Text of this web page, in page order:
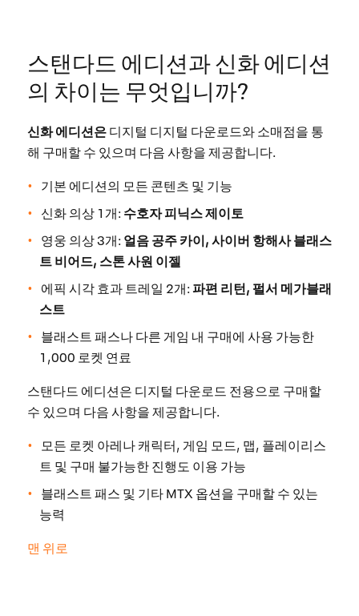
스탠다드 에디션과 신화 에디션
의 차이는 무엇입니까?
신화 에디션은디지털 디지털 다운로드와 소매점을 통
해 구매할 수 있으며 다음 사항을 제공합니다.
기본 에디션의 모든 콘텐츠 및 기능
신화 의상 1개: 수호자 피닉스 제이토
영웅 의상 3개: 얼음 공주 카이, 사이버 항해사 블래스
트 비어드, 스톤 사원 이젤
에픽 시각 효과 트레일 2개:파편 리턴, 펄서 메가블래
스트
블래스트 패스나 다른 게임 내 구매에 사용 가능한
1,000 로켓 연료
스탠다드 에디션은 디지털 다운로드 전용으로 구매할
수 있으며 다음 사항을 제공합니다.
모든 로켓 아레나 캐릭터, 게임 모드, 맵, 플레이리스
트 및 구매 불가능한 진행도 이용 가능
블래스트 패스 및 기타 MTX 옵션을 구매할 수 있는
능력
맨 위로